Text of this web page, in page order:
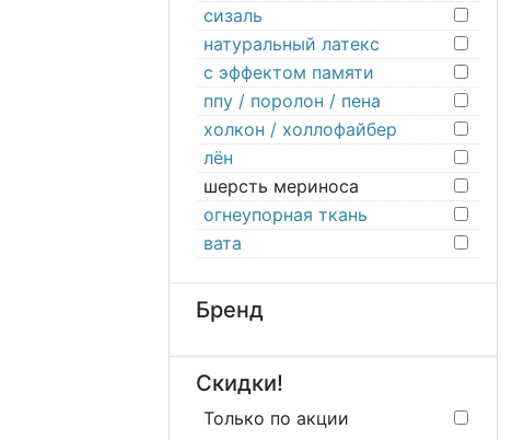
сизаль
натуральный латекс
с эффектом памяти
ппу / поролон / пена
холкон / холлофайбер
лён
шерсть мериноса
огнеупорная ткань
вата
Бренд
Скидки!
Только по акции